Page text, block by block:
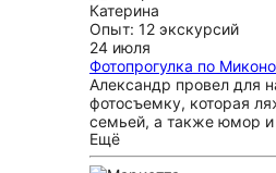
Катерина
Опыт: 12 экскурсий
24 июля
Фотопрогулка по
Александр провел для
фотосъемку, которая
семьей, а также юмор и
круизной остановки в
Ещё